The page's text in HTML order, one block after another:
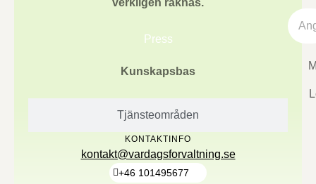
Press
Tjänsteområden
Kunskapsbas
KONTAKTINFO
kontakt@vardagsforvaltning.se
+46 101495677